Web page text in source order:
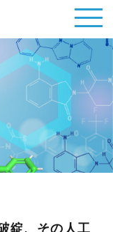
綻、その人工